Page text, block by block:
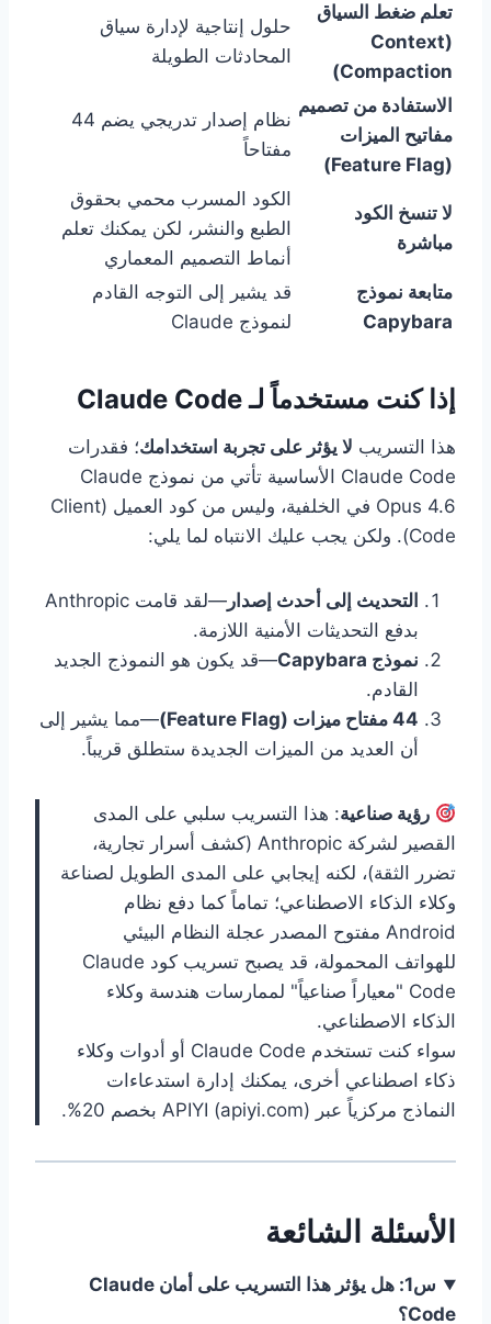
تعلم ضغط السياق
(Context
Compaction)
حلول إنتاجية لإدارة سياق
المحادثات الطويلة
الاستفادة من تصميم
مفاتيح الميزات
(Feature Flag)
نظام إصدار تدريجي يضم 44
مفتاحاً
لا تنسخ الكود
مباشرة
الكود المسرب محمي بحقوق
الطبع والنشر، لكن يمكنك تعلم
أنماط التصميم المعماري
متابعة نموذج
Capybara
قد يشير إلى التوجه القادم
لنموذج Claude
إذا كنت مستخدماً لـ Claude Code
هذا التسريب لا يؤثر على تجربة استخدامك؛ فقدرات
Claude Code الأساسية تأتي من نموذج Claude
Opus 4.6 في الخلفية، وليس من كود العميل (Client
Code). ولكن يجب عليك الانتباه لما يلي:
التحديث إلى أحدث إصدار
—لقد قامت Anthropic
بدفع التحديثات الأمنية اللازمة.
نموذج Capybara
—قد يكون هو النموذج الجديد
القادم.
44 مفتاح ميزات (Feature Flag)
—مما يشير إلى
أن العديد من الميزات الجديدة ستطلق قريباً.
رؤية صناعية: هذا التسريب سلبي على المدى
القصير لشركة Anthropic (كشف أسرار تجارية،
تضرر الثقة)، لكنه إيجابي على المدى الطويل لصناعة
وكلاء الذكاء الاصطناعي؛ تماماً كما دفع نظام
Android مفتوح المصدر عجلة النظام البيئي
للهواتف المحمولة، قد يصبح تسريب كود Claude
Code "معياراً صناعياً" لممارسات هندسة وكلاء
الذكاء الاصطناعي.
سواء كنت تستخدم Claude Code أو أدوات وكلاء
ذكاء اصطناعي أخرى، يمكنك إدارة استدعاءات
النماذج مركزياً عبر APIYI (apiyi.com) بخصم 20%.
الأسئلة الشائعة
س1: هل يؤثر هذا التسريب على أمان Claude
Code؟